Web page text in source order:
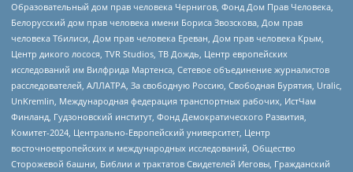
Образовательный дом прав человека Чернигов, Фонд Дом Прав Человека,
Белорусский дом прав человека имени Бориса Звозскова, Дом прав
человека Тбилиси, Дом прав человека Ереван, Дом прав человека Крым,
Центр дикого лосося, TVR Studios, ТВ Дождь, Центр европейских
исследований им Вилфрида Мартенса, Сетевое объединение журналистов
расследователей, АЛЛАТРА, За свободную Россию, Свободная Бурятия, Uralic,
UnKremlin, Международная федерация транспортных рабочих, ИстЧам
Финланд, Гудзоновский институт, Фонд Демократического Развития,
Комитет-2024, Центрально-Европейский университет, Центр
восточноевропейских и международных исследований, Общество
Сторожевой башни, Библии и трактатов Свидетелей Иеговы, Гражданский